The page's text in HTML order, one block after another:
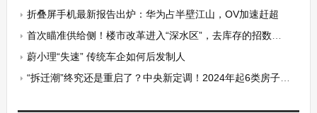
折叠屏手机最新报告出炉：华为占半壁江山，OV加速赶超
首次瞄准供给侧！楼市改革进入“深水区”，去库存的招数越来越猛
蔚小理“失速” 传统车企如何后发制人
“拆迁潮”终究还是重启了？中央新定调！2024年起6类房子或统统拆迁